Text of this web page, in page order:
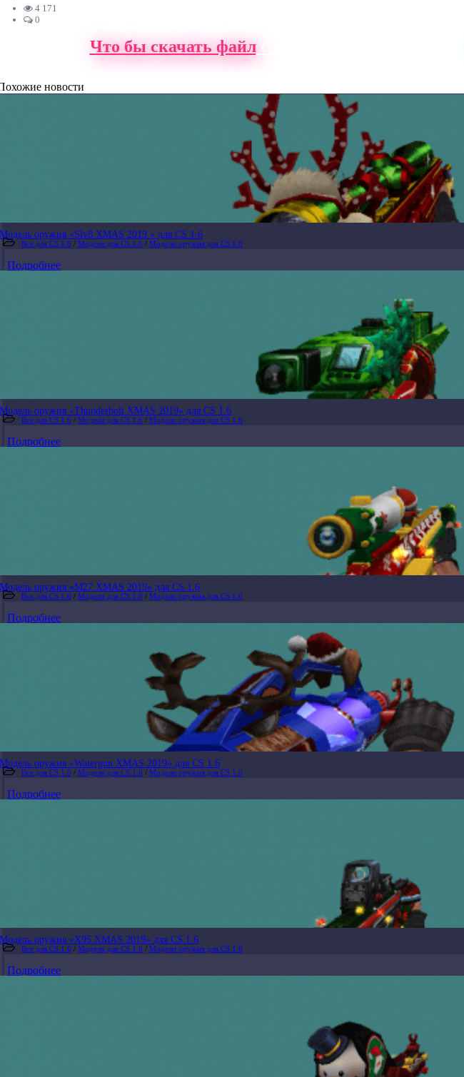
4 171
0
Что бы скачать файлс нашего сайта, вам нужно
новости
Модель оружия «Slv8 XMAS 2019 » для CS 1.6
Все для CS 1.6 / Модели для CS 1.6 / Модели оружия для CS 1.6
Подробнее
Модель оружия «Thunderbolt XMAS 2019» для CS 1.6
Все для CS 1.6 / Модели для CS 1.6 / Модели оружия для CS 1.6
Подробнее
Модель оружия «M27 XMAS 2019» для CS 1.6
Все для CS 1.6 / Модели для CS 1.6 / Модели оружия для CS 1.6
Подробнее
Модель оружия «Watergun XMAS 2019» для CS 1.6
Все для CS 1.6 / Модели для CS 1.6 / Модели оружия для CS 1.6
Подробнее
Модель оружия «X95 XMAS 2019» для CS 1.6
Все для CS 1.6 / Модели для CS 1.6 / Модели оружия для CS 1.6
Подробнее